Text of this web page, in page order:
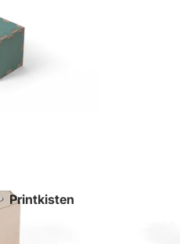
Printkisten